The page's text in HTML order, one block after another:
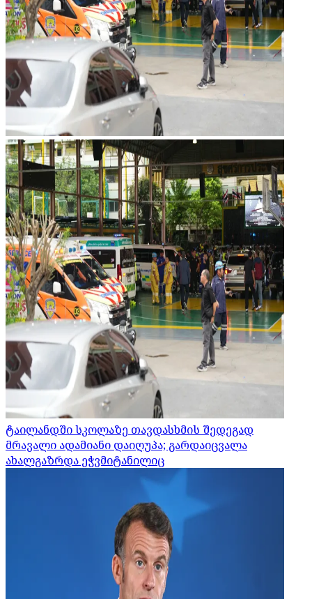
ტაილანდში სკოლაზე თავდასხმის შედეგად
მრავალი ადამიანი დაიღუპა; გარდაიცვალა
ახალგაზრდა ეჭვმიტანილიც